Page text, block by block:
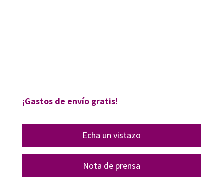
¡Gastos de envío gratis!
Echa un vistazo
Nota de prensa